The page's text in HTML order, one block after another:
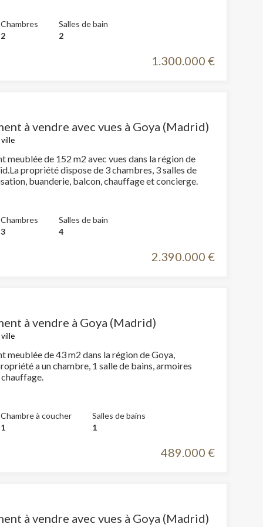
Chambres
2
Salles de bain
2
1.300.000 €
à vendre avec vues à Goya (Madrid)
meublée de 152 m2 avec vues dans la région de
propriété dispose de 3 chambres, 3 salles de
bain, climatisation, buanderie, balcon, chauffage et concierge.
Chambres
3
Salles de bain
4
2.390.000 €
à vendre à Goya (Madrid)
meublée de 43 m2 dans la région de Goya,
a un chambre, 1 salle de bains, armoires
intégrées et chauffage.
Chambre à coucher
1
Salles de bains
1
489.000 €
à vendre avec vues à Goya (Madrid)
actif
du
choix
le